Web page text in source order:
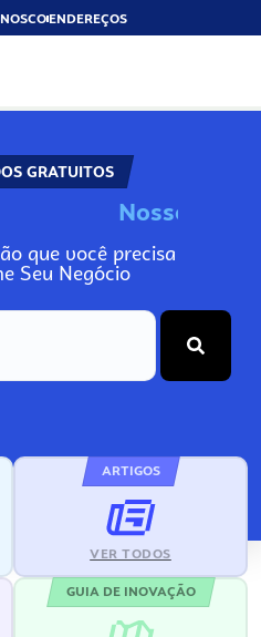
ENDEREÇOS
GRATUITOS
Noss
que você precisa
Seu Negócio
ARTIGOS
VER TODOS
GUIA DE INOVAÇÃO